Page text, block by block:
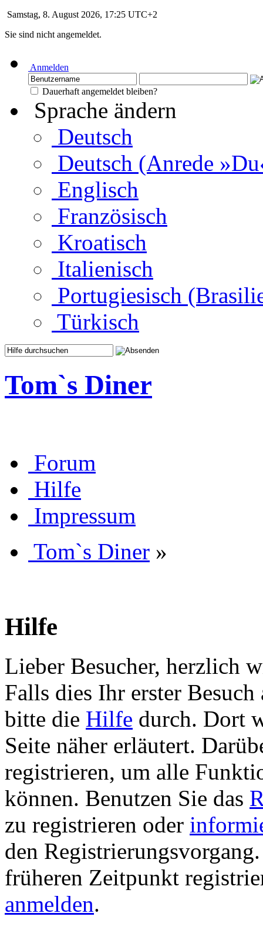
Samstag, 8. August 2026, 17:25 UTC+2
Sie sind nicht angemeldet.
Anmelden
Dauerhaft angemeldet bleiben?
Sprache ändern
Deutsch
Deutsch (Anrede
Englisch
Französisch
Kroatisch
Italienisch
Portugiesisch
Türkisch
Tom`s Diner
Forum
Hilfe
Impressum
Tom`s Diner »
Hilfe
Lieber Besucher, herzlich
Falls dies Ihr erster
bitte die Hilfe durch. Dort
Seite näher erläutert.
registrieren, um alle
können. Benutzen Sie das
zu registrieren oder
den
früheren Zeitpunkt
anmelden.